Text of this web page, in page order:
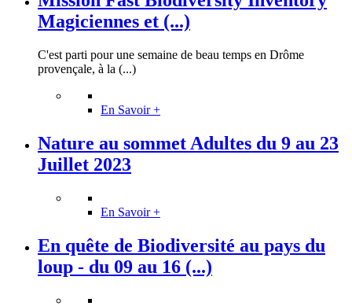
Magiciennes et (...)
C'est parti pour une semaine de beau temps en Drôme
provençale, à la (...)
En Savoir +
Nature au sommet Adultes du 9 au 23
Juillet 2023
En Savoir +
En quête de Biodiversité au pays du
loup - du 09 au 16 (...)